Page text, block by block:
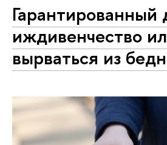
Гарантированный
иждивенчество
вырваться из